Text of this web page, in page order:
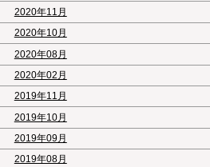
2020年11月
2020年10月
2020年08月
2020年02月
2019年11月
2019年10月
2019年09月
2019年08月